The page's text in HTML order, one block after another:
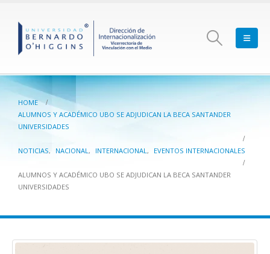
HOME
ALUMNOS Y ACADÉMICO UBO SE ADJUDICAN LA BECA SANTANDER
UNIVERSIDADES
NOTICIAS, NACIONAL, INTERNACIONAL, EVENTOS INTERNACIONALES
ALUMNOS Y ACADÉMICO UBO SE ADJUDICAN LA BECA SANTANDER
UNIVERSIDADES